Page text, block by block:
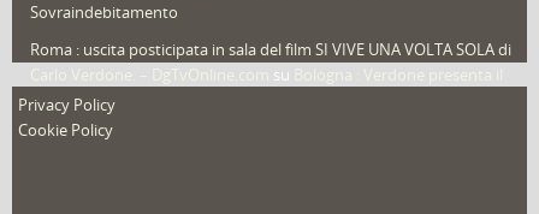
Sovraindebitamento
Roma : uscita posticipata in sala del film SI VIVE UNA VOLTA SOLA di
su
nuovo film
Privacy Policy
Cookie Policy